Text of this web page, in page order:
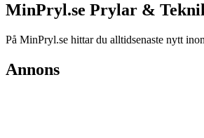
MinPryl.se Prylar &
På MinPryl.se hittar du alltidsenaste nytt
Annons